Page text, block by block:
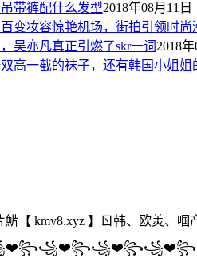
带裤配什么发型2018年08月11日
变妆容惊艳机场，街拍引领时尚
吴亦凡真正引燃了skr一词 2018年
高一截的袜子，还有韩国小姐姐
【 kmv8.xyz 】ㄖ韩、欧羙